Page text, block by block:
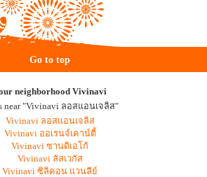
Go to top
neighborhood Vivinavi
near "Vivinavi ลอสแอนเจลิส"
Vivinavi ลอสแอนเจลิส
Vivinavi ออเรนจ์เคาน์ตี้
Vivinavi ซานดิเอโก้
Vivinavi ลัสเวกัส
Vivinavi ซิลิคอน แวนลีย์